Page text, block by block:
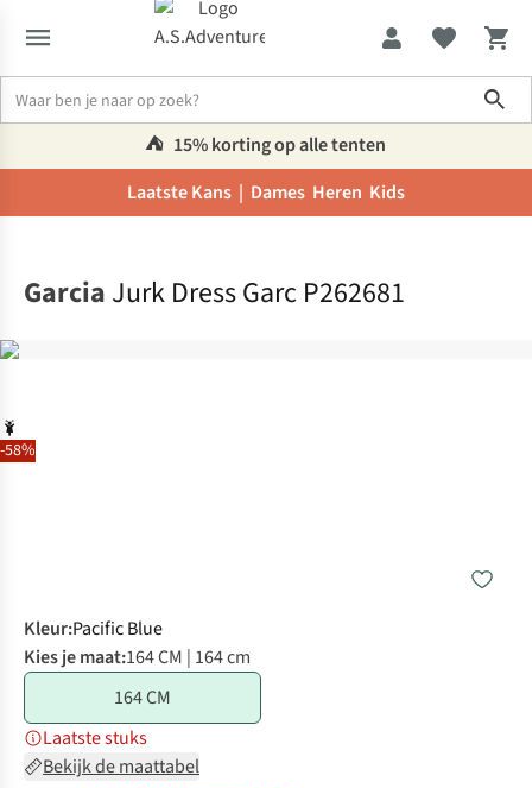
⛺️ 15% korting op alle tenten
Laatste Kans | Dames Heren Kids
-58%
Garcia Jurk Dress Garc P262681
Kleur:Pacific Blue
Kies je maat:164 CM | 164 cm
164 CM
Laatste stuks
Bekijk de maattabel